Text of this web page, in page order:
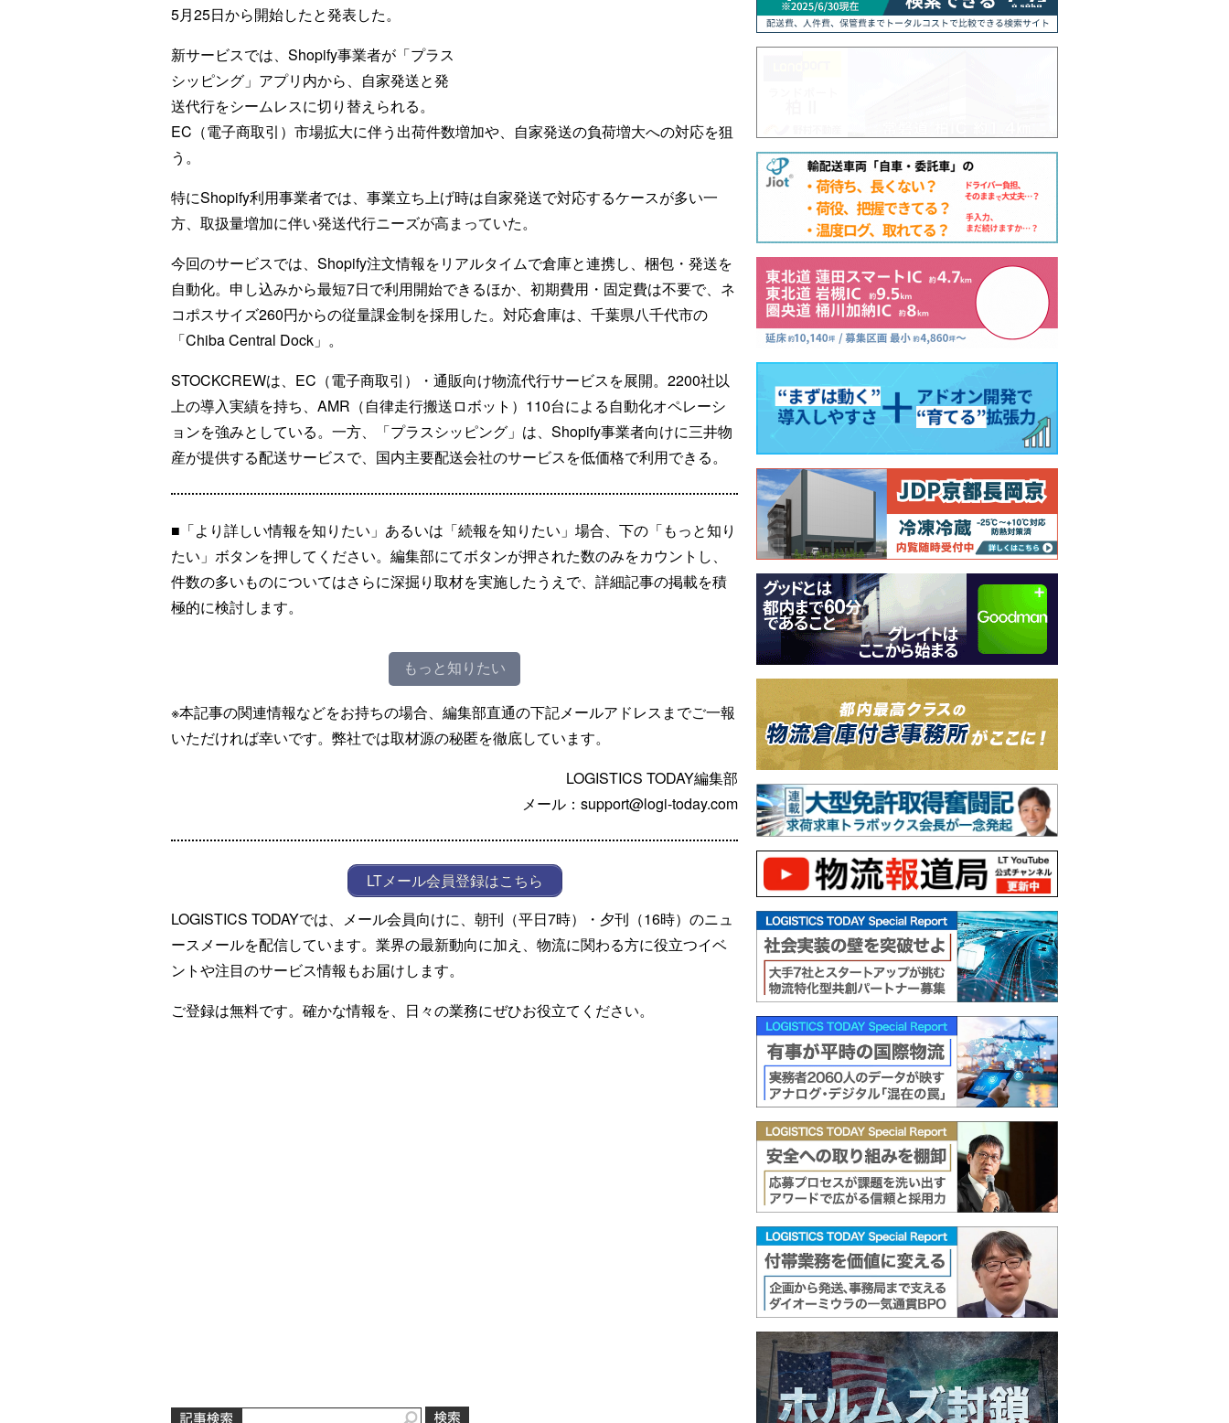
5月25日から開始したと発表した。
新サービスでは、Shopify事業者が「プラス
シッピング」アプリ内から、自家発送と発
送代行をシームレスに切り替えられる。
EC（電子商取引）市場拡大に伴う出荷件数増加や、自家発送の負荷増大への対応を狙
う。
特にShopify利用事業者では、事業立ち上げ時は自家発送で対応するケースが多い一
方、取扱量増加に伴い発送代行ニーズが高まっていた。
今回のサービスでは、Shopify注文情報をリアルタイムで倉庫と連携し、梱包・発送を
自動化。申し込みから最短7日で利用開始できるほか、初期費用・固定費は不要で、ネ
コポスサイズ260円からの従量課金制を採用した。対応倉庫は、千葉県八千代市の
「Chiba Central Dock」。
STOCKCREWは、EC（電子商取引）・通販向け物流代行サービスを展開。2200社以
上の導入実績を持ち、AMR（自律走行搬送ロボット）110台による自動化オペレーシ
ョンを強みとしている。一方、「プラスシッピング」は、Shopify事業者向けに三井物
産が提供する配送サービスで、国内主要配送会社のサービスを低価格で利用できる。
■「より詳しい情報を知りたい」あるいは「続報を知りたい」場合、下の「もっと知り
たい」ボタンを押してください。編集部にてボタンが押された数のみをカウントし、
件数の多いものについてはさらに深掘り取材を実施したうえで、詳細記事の掲載を積
極的に検討します。
もっと知りたい
※本記事の関連情報などをお持ちの場合、編集部直通の下記メールアドレスまでご一報
いただければ幸いです。弊社では取材源の秘匿を徹底しています。
LOGISTICS TODAY編集部
メール：support@logi-today.com
LTメール会員登録はこちら
LOGISTICS TODAYでは、メール会員向けに、朝刊（平日7時）・夕刊（16時）のニュ
ースメールを配信しています。業界の最新動向に加え、物流に関わる方に役立つイベ
ントや注目のサービス情報もお届けします。
ご登録は無料です。確かな情報を、日々の業務にぜひお役立てください。